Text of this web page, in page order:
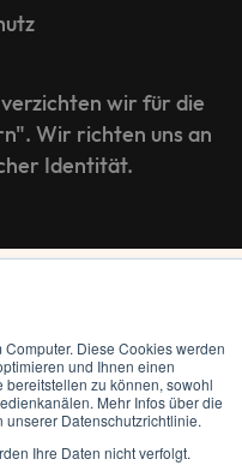
Diese Cookies werden
und Ihnen einen
zu können, sowohl
Mehr Infos über die
Datenschutzrichtlinie.
Ihre Daten nicht verfolgt.
wir für die
Wir richten uns an
Identität.
growth.